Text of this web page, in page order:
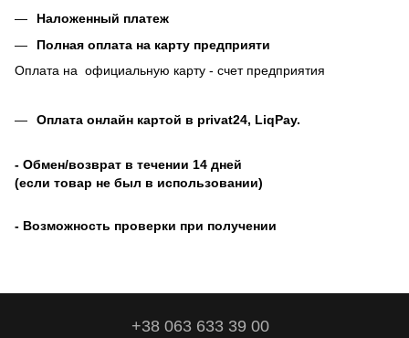
Наложенный платеж
Полная оплата на карту предприяти
Оплата на официальную карту - счет предприятия
Оплата онлайн картой в privat24, LiqPay.
- Обмен/возврат в течении 14 дней
(если товар не был в использовании)
- Возможность проверки при получении
+38 063 633 39 00